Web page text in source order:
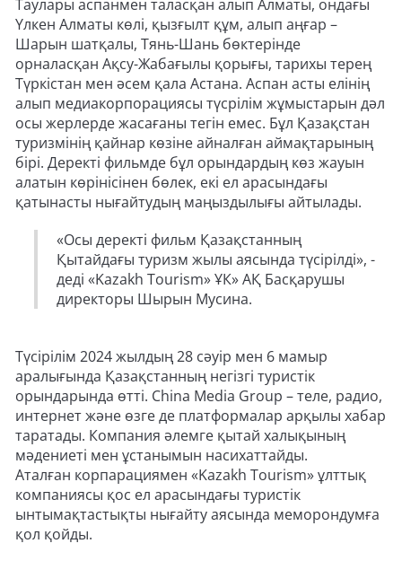
Таулары аспанмен таласқан алып Алматы, ондағы
Үлкен Алматы көлі, қызғылт құм, алып аңғар –
Шарын шатқалы, Тянь-Шань бөктерінде
орналасқан Ақсу-Жабағылы қорығы, тарихы терең
Түркістан мен әсем қала Астана. Аспан асты елінің
алып медиакорпорациясы түсрілім жұмыстарын дәл
осы жерлерде жасағаны тегін емес. Бұл Қазақстан
туризмінің қайнар көзіне айналған аймақтарының
бірі. Деректі фильмде бұл орындардың көз жауын
алатын көрінісінен бөлек, екі ел арасындағы
қатынасты нығайтудың маңыздылығы айтылады.
«Осы деректі фильм Қазақстанның
Қытайдағы туризм жылы аясында түсірілді», -
деді «Kazakh Tourism» ҰК» АҚ Басқарушы
директоры Шырын Мусина.
Түсірілім 2024 жылдың 28 сәуір мен 6 мамыр
аралығында Қазақстанның негізгі туристік
орындарында өтті. China Media Group – теле, радио,
интернет және өзге де платформалар арқылы хабар
таратады. Компания әлемге қытай халықының
мәдениеті мен ұстанымын насихаттайды.
Аталған корпарациямен «Kazakh Tourism» ұлттық
компаниясы қос ел арасындағы туристік
ынтымақтастықты нығайту аясында меморондумға
қол қойды.